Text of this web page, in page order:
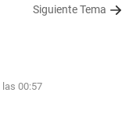
Siguiente Tema
las 00:57